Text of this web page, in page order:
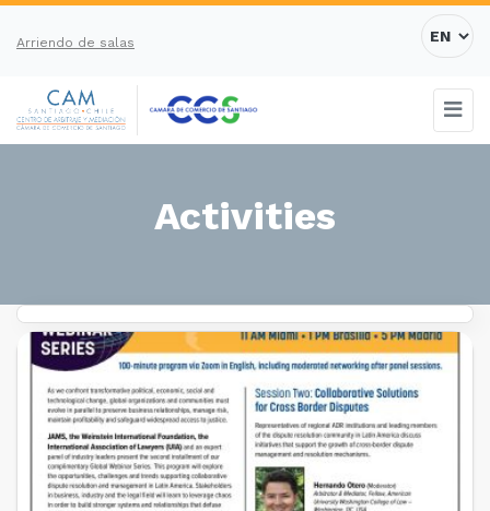
Arriendo de salas
Activities
PAST EVENTS